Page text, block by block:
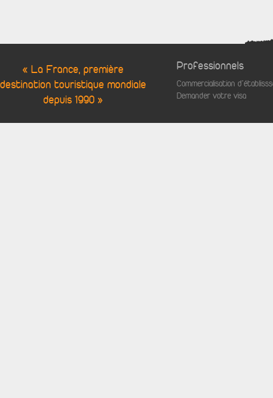
« La France, première
destination touristique mondiale
depuis 1990 »
Professionnels
Commercialisation
Demander votre visa